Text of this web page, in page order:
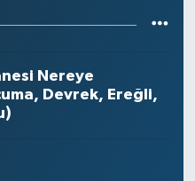
Nereye
Devrek, Ereğli,